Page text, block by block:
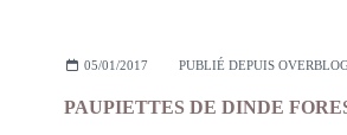
05/01/2017 PUBLIÉ DEPUIS